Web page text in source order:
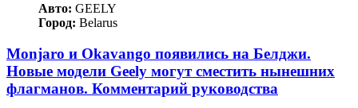
Авто: GEELY
Город: Belarus
Monjaro и Okavango появились на Белджи.
Новые модели Geely могут сместить нынешних
флагманов. Комментарий руководства